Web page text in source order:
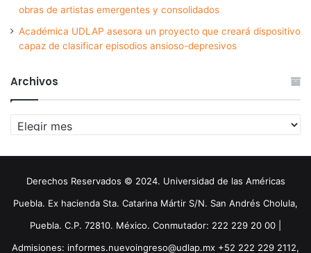
obras de artistas emergentes y consolidados
Académica UDLAP asesora un proyecto que creará dispositivo
capaz de clasificar episodios ansioso-depresivos
Archivos
Archivos
Derechos Reservados © 2024. Universidad de las Américas
Puebla. Ex hacienda Sta. Catarina Mártir S/N. San Andrés Cholula,
Puebla. C.P. 72810. México. Conmutador: 222 229 20 00 |
Admisiones: informes.nuevoingreso@udlap.mx +52 222 229 2112,